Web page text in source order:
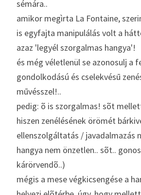
sémára..
amikor megìrta La Fontaine,
is egyfajta manipulálás volt a
azaz 'legyél szorgalmas hangya'!
és még véletlenül se azonosulj a
gondolkodású és cselekvésū
mūvésszel!..
pedig: õ is szorgalmas! sõt
hiszen zenélésének örömét
ellenszolgáltatás / javadalmazás
hangya nem önzetlen.. sõt..
kárörvendõ..)
mégis a mese végkicsengése a